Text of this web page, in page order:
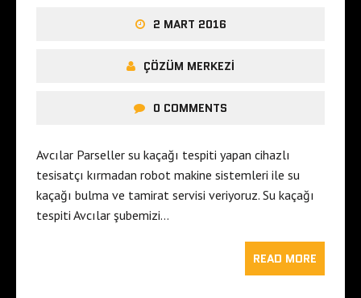
2 MART 2016
ÇÖZÜM MERKEZI
0 COMMENTS
Avcılar Parseller su kaçağı tespiti yapan cihazlı
tesisatçı kırmadan robot makine sistemleri ile su
kaçağı bulma ve tamirat servisi veriyoruz. Su kaçağı
tespiti Avcılar şubemizi…
READ MORE